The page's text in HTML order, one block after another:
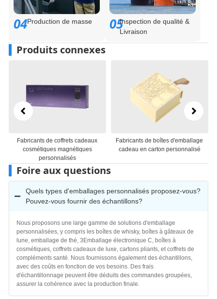
04Production de masse 05Inspection de qualité &
Livraison
Produits connexes
Fabricants de coffrets cadeaux
cosmétiques magnétiques
personnalisés
Fabricants de boîtes d'emballage
cadeau en carton personnalisé
Foire aux questions
Quels types d'emballages personnalisés proposez-vous?
Pouvez-vous fournir des échantillons?
Nous proposons une large gamme de solutions d'emballage
personnalisées, y compris les boîtes de whisky, boîtes à gâteaux de
lune, emballage de thé, 3Emballage électronique C, boîtes à
cosmétiques, coffrets cadeaux de luxe, cartons pliants, et coffrets de
compléments santé. Nous fournissons également des échantillons,
avec des coûts en fonction de vos besoins. Des frais
d'échantillonnage peuvent être déduits des commandes groupées,
assurer la cohérence avec la production finale.